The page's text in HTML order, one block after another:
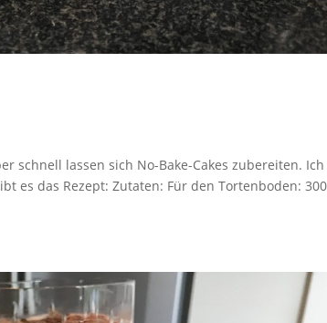
schnell lassen sich No-Bake-Cakes zubereiten. Ich
es das Rezept: Zutaten: Für den Tortenboden: